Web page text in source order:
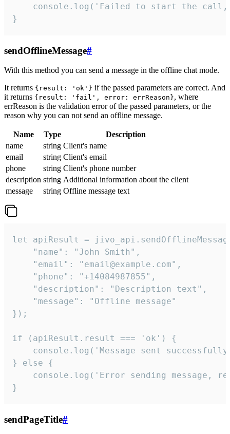
console.log('Failed to start the
}
sendOfflineMessage#
With this method you can send a message in the offline chat mode.
It returns {result: 'ok'} if the passed parameters are correct. And
it returns {result: 'fail', error: errReason}, where
errReason is the validation error of the passed parameters, or the
reason why you can not send an offline message.
Name Type
Description
name
string Client's name
email
string Client's email
phone
string Client's phone number
description string Additional information about the client
message
string Offline message text
let apiResult =
    "name": "John Smith",
    "email": "email@example.com",
    "phone": "+14084987855",
    "description": "Description text",
    "message": "Offline message"
});
if (apiResult.result === 'ok') {
console.log('Message sent
} else {
console.log('Error sending message,
}
sendPageTitle#